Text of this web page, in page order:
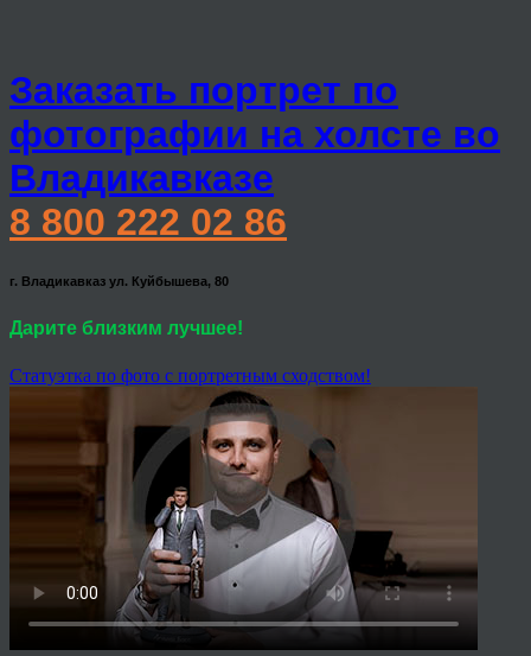
Заказать портрет по
фотографии на холсте во
Владикавказе
8 800 222 02 86
г. Владикавказ ул. Куйбышева, 80
Дарите близким лучшее!
Статуэтка по фото с портретным сходством!